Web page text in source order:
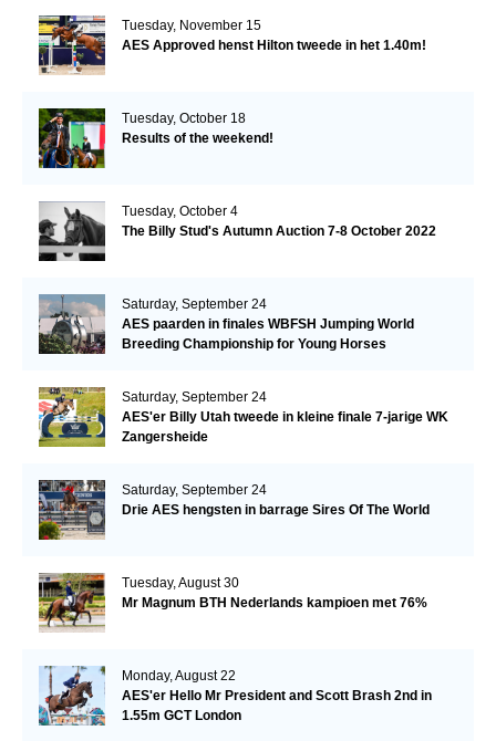
Tuesday, November 15
AES Approved henst Hilton tweede in het 1.40m!
Tuesday, October 18
Results of the weekend!
Tuesday, October 4
The Billy Stud's Autumn Auction 7-8 October 2022
Saturday, September 24
AES paarden in finales WBFSH Jumping World
Breeding Championship for Young Horses
Saturday, September 24
AES'er Billy Utah tweede in kleine finale 7-jarige WK
Zangersheide
Saturday, September 24
Drie AES hengsten in barrage Sires Of The World
Tuesday, August 30
Mr Magnum BTH Nederlands kampioen met 76%
Monday, August 22
AES'er Hello Mr President and Scott Brash 2nd in
1.55m GCT London